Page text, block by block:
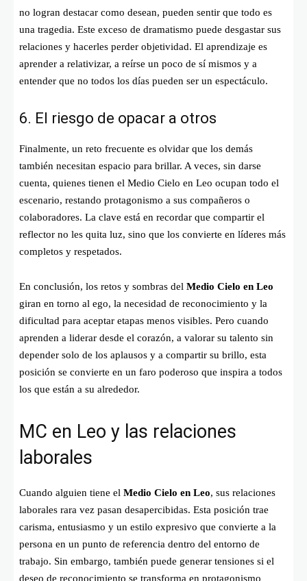
no logran destacar como desean, pueden sentir que todo es
una tragedia. Este exceso de dramatismo puede desgastar sus
relaciones y hacerles perder objetividad. El aprendizaje es
aprender a relativizar, a reírse un poco de sí mismos y a
entender que no todos los días pueden ser un espectáculo.
6. El riesgo de opacar a otros
Finalmente, un reto frecuente es olvidar que los demás
también necesitan espacio para brillar. A veces, sin darse
cuenta, quienes tienen el Medio Cielo en Leo ocupan todo el
escenario, restando protagonismo a sus compañeros o
colaboradores. La clave está en recordar que compartir el
reflector no les quita luz, sino que los convierte en líderes más
completos y respetados.
En conclusión, los retos y sombras del Medio Cielo en Leo
giran en torno al ego, la necesidad de reconocimiento y la
dificultad para aceptar etapas menos visibles. Pero cuando
aprenden a liderar desde el corazón, a valorar su talento sin
depender solo de los aplausos y a compartir su brillo, esta
posición se convierte en un faro poderoso que inspira a todos
los que están a su alrededor.
MC en Leo y las relaciones
laborales
Cuando alguien tiene el Medio Cielo en Leo, sus relaciones
laborales rara vez pasan desapercibidas. Esta posición trae
carisma, entusiasmo y un estilo expresivo que convierte a la
persona en un punto de referencia dentro del entorno de
trabajo. Sin embargo, también puede generar tensiones si el
deseo de reconocimiento se transforma en protagonismo